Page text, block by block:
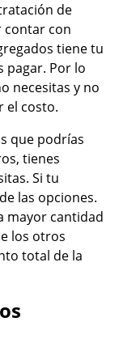
de
contar con
tiene tu
pagar. Por lo
necesitas y no
el costo.
que podrías
tienes
Si tu
las opciones.
mayor cantidad
los otros
total de la